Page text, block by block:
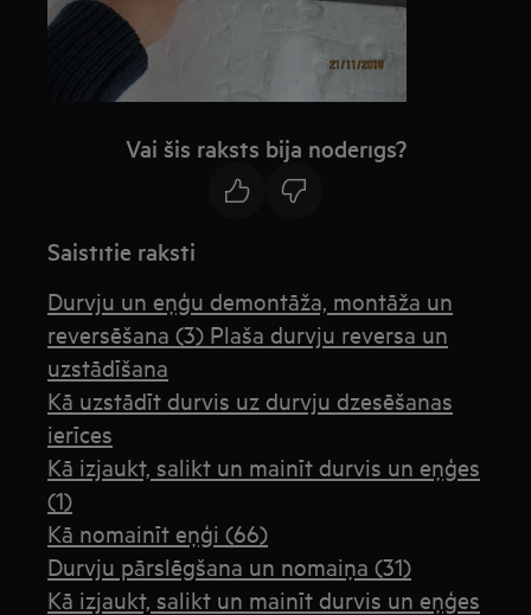
Vai šis raksts bija noderīgs?
Saistītie raksti
Durvju un eņģu demontāža, montāža un
reversēšana (3) Plaša durvju reversa un
uzstādīšana
Kā uzstādīt durvis uz durvju dzesēšanas
ierīces
Kā izjaukt, salikt un mainīt durvis un eņģes
(1)
Kā nomainīt eņģi (66)
Durvju pārslēgšana un nomaiņa (31)
Kā izjaukt, salikt un mainīt durvis un eņģes